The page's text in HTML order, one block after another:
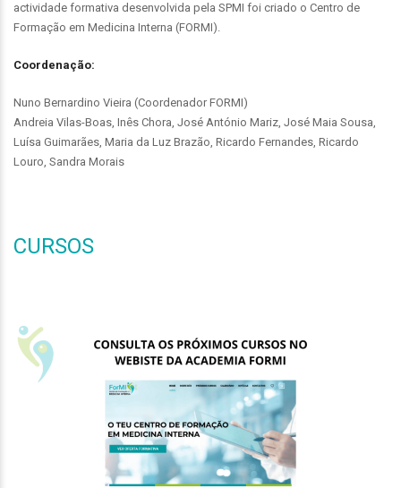
actividade formativa desenvolvida pela SPMI foi criado o Centro de
Formação em Medicina Interna (FORMI).
Coordenação:
Nuno Bernardino Vieira (Coordenador FORMI)
Andreia Vilas-Boas, Inês Chora, José António Mariz, José Maia Sousa,
Luísa Guimarães, Maria da Luz Brazão, Ricardo Fernandes, Ricardo
Louro, Sandra Morais
CURSOS